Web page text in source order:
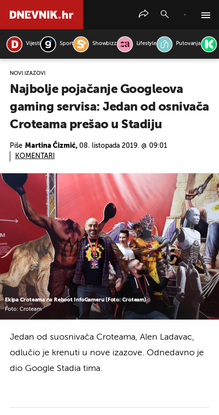
Vijesti Sport Showbizz Lifestyle Putovanja
NOVI IZAZOVI
Najbolje pojačanje Googleova
gaming servisa: Jedan od osnivača
Croteama prešao u Stadiju
Piše Martina Čizmić, 08. listopada 2019. @ 09:01
KOMENTARI
Ekipa Croteama na Reboot InfoGameru (Foto: Croteam)
Foto: Croteam
Jedan od suosnivača Croteama, Alen Ladavac,
odlučio je krenuti u nove izazove. Odnedavno je
dio Google Stadia tima.
PRETRAŽITE VIJESTI